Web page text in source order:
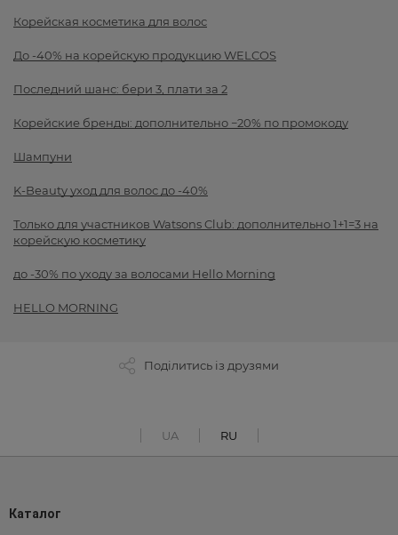
Корейская косметика для волос
До -40% на корейскую продукцию WELCOS
Последний шанс: бери 3, плати за 2
Корейские бренды: дополнительно −20% по промокоду
Шампуни
K-Beauty уход для волос до -40%
Только для участников Watsons Club: дополнительно 1+1=3 на
корейскую косметику
до -30% по уходу за волосами Hello Morning
HELLO MORNING
Поділитись із друзями
UA RU
Каталог